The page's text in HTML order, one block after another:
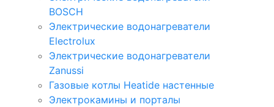
BOSCH
Электрические водонагреватели
Electrolux
Электрические водонагреватели
Zanussi
Газовые котлы Heatide настенные
Электрокамины и порталы